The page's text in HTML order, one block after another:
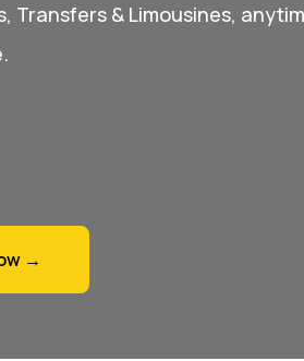
Transfers & Limousines,
→